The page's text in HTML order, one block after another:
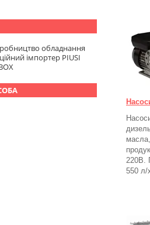
220В.
550 л/
обладнання
імпортер PIUSI